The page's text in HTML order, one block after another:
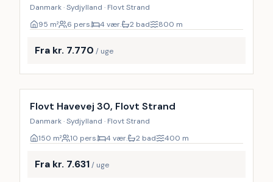
Danmark · Sydjylland · Flovt Strand
95 m² 6 pers. 4 vær. 2 bad 800 m
Fra kr. 7.770 / uge
Inkl. rengøring
Flovt Havevej 30, Flovt Strand
Danmark · Sydjylland · Flovt Strand
150 m² 10 pers. 4 vær. 2 bad 400 m
Fra kr. 7.631/ uge